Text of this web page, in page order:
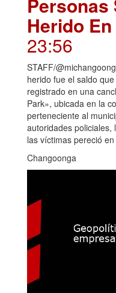
Herido
23:56
STAFF/
herido fue el saldo
registrado en una
Park», ubicada en la
perteneciente al
autoridades
las víctimas pereció
Changoonga